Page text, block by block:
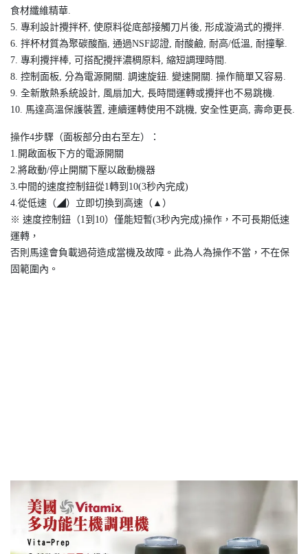
食材纖維精華.
5. 專利設計攪拌杯, 使原料從底部接觸刀片後, 形成漩渦式的攪拌.
6. 拌杯材質為聚碳酸酯, 通過NSF認證, 耐酸鹼, 耐高/低溫, 耐撞擊.
7. 專利攪拌棒, 可搭配攪拌濃稠原料, 縮短調理時間.
8. 控制面板, 分為電源開關. 調速旋鈕. 變速開關. 操作簡單又容易.
9. 全新散熱系統設計, 風扇加大, 長時間運轉或攪拌也不易跳機.
10. 馬達高溫保護裝置, 連續運轉使用不跳機, 安全性更高, 壽命更長.
操作4步驟（面板部分由右至左）：
1.開啟面板下方的電源開關
2.將啟動/停止開關下壓以啟動機器
3.中間的速度控制鈕從1轉到10(3秒內完成)
4.從低速（◢）立即切換到高速（▲）
※ 速度控制鈕（1到10）僅能短暫(3秒內完成)操作，不可長期低速
運轉，
否則馬達會負載過荷造成當機及故障。此為人為操作不當，不在保
固範圍內。